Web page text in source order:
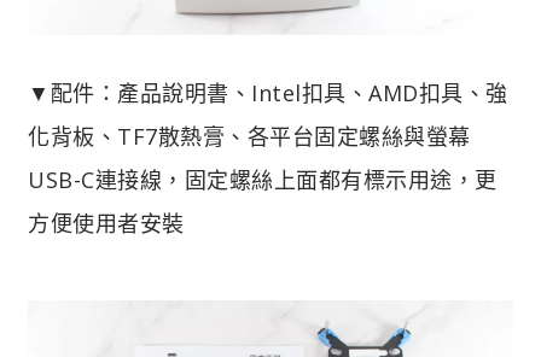
▼配件：產品說明書、Intel扣具、AMD扣具、強
化背板、TF7散熱膏、各平台固定螺絲與螢幕
USB-C連接線，固定螺絲上面都有標示用途，更
方便使用者安裝